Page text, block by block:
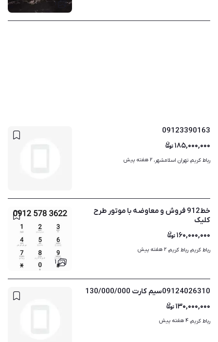
09123390163
۱۸۵,۰۰۰,۰۰۰
رباط کریم، تهران اسلامشهر، ۲ هفته پیش
۱
خط912 فروش و معاوضه با موتور طرح
کلیک
۱۶۰,۰۰۰,۰۰۰
رباط کریم، رباط کریم، ۲ هفته پیش
09124026310سیم کارت 130/000/000
۱۳۰,۰۰۰,۰۰۰
رباط کریم، ۴ هفته پیش